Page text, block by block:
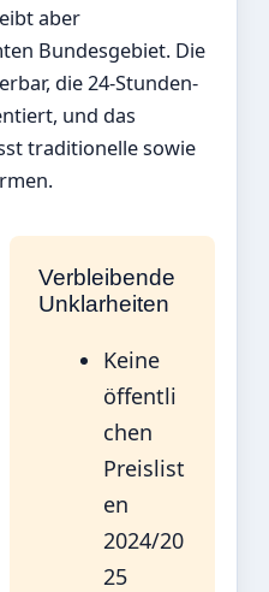
aber
Bundesgebiet. Die
die 24-Stunden-
und das
traditionelle sowie
Verbleibende
Unklarheiten
Keine
öffentli
chen
Preislist
en
2024/20
25